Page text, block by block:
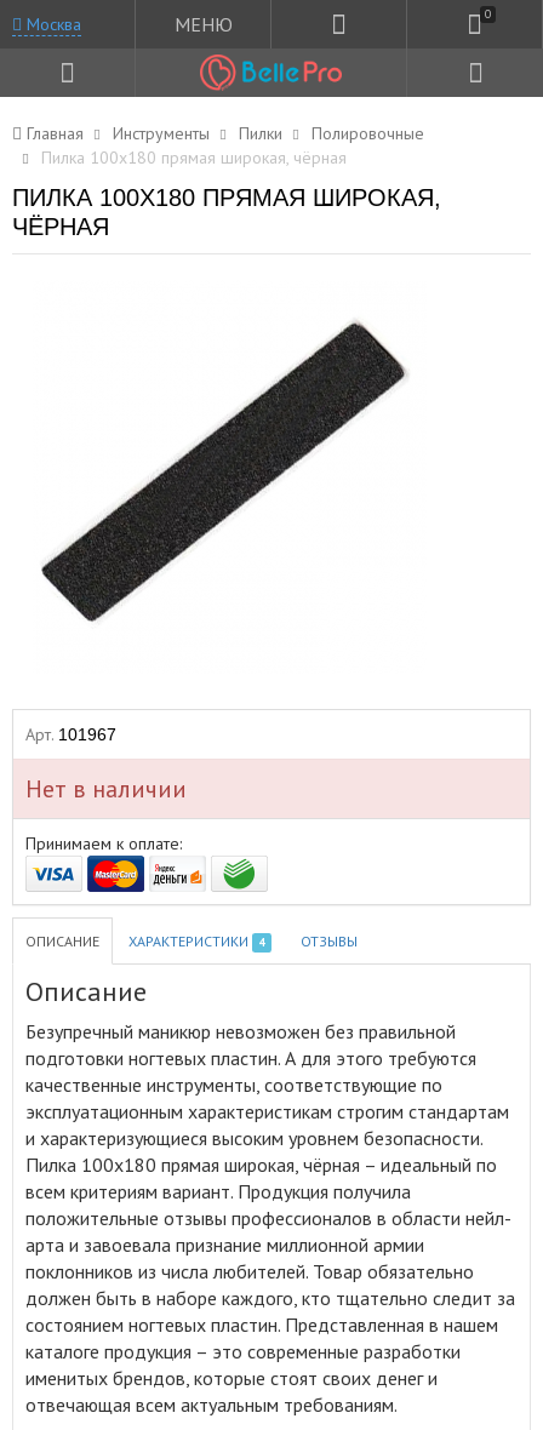
Москва МЕНЮ 0
Главная Инструменты Пилки
Полировочные
Пилка 100x180 прямая широкая, чёрная
ПИЛКА 100X180 ПРЯМАЯ ШИРОКАЯ,
ЧЁРНАЯ
Арт. 101967
Нет в наличии
Принимаем к оплате:
ОПИСАНИЕ ХАРАКТЕРИСТИКИ 4 ОТЗЫВЫ
Описание
Безупречный маникюр невозможен без правильной
подготовки ногтевых пластин. А для этого требуются
качественные инструменты, соответствующие по
эксплуатационным характеристикам строгим стандартам
и характеризующиеся высоким уровнем безопасности.
Пилка 100x180 прямая широкая, чёрная – идеальный по
всем критериям вариант. Продукция получила
положительные отзывы профессионалов в области нейл-
арта и завоевала признание миллионной армии
поклонников из числа любителей. Товар обязательно
должен быть в наборе каждого, кто тщательно следит за
состоянием ногтевых пластин. Представленная в нашем
каталоге продукция – это современные разработки
именитых брендов, которые стоят своих денег и
отвечающая всем актуальным требованиям.